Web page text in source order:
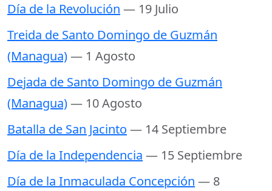
Día de la Revolución — 19 Julio
Treida de Santo Domingo de Guzmán
(Managua)— 1 Agosto
Dejada de Santo Domingo de Guzmán
(Managua)— 10 Agosto
Batalla de San Jacinto — 14 Septiembre
Día de la Independencia — 15 Septiembre
Día de la Inmaculada Concepción — 8